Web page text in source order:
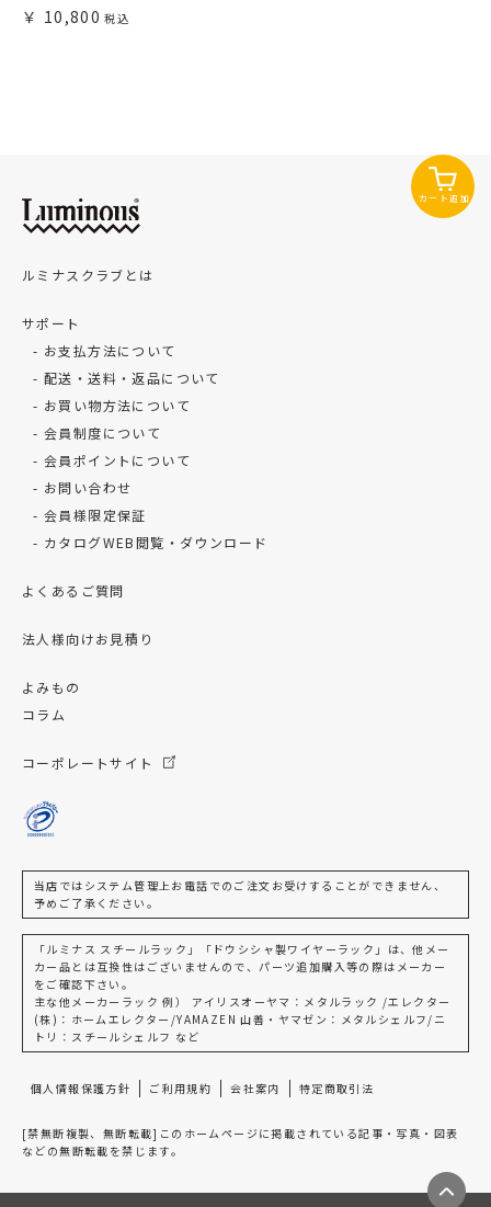
10,800
カート追加
ルミナスクラブとは
サポート
お支払方法について
配送・送料・返品について
お買い物方法について
会員制度について
会員ポイントについて
お問い合わせ
会員様限定保証
カタログWEB閲覧・ダウンロード
よくあるご質問
法人様向けお見積り
よみもの
コラム
コーポレートサイト
当店ではシステム管理上お電話でのご注文お受けすることができません、
予めご了承ください。
「ルミナス スチールラック」「ドウシシャ製ワイヤーラック」は、他メー
カー品とは互換性はございませんので、パーツ追加購入等の際はメーカー
をご確認下さい。
主な他メーカーラック 例） アイリスオーヤマ：メタルラック /エレクター
(株)：ホームエレクター/YAMAZEN 山善・ヤマゼン：メタルシェルフ/ニ
トリ：スチールシェルフ など
個人情報保護方針 ご利用規約 会社案内 特定商取引法
[禁無断複製、無断転載]このホームページに掲載されている記事・写真・図表
などの無断転載を禁じます。